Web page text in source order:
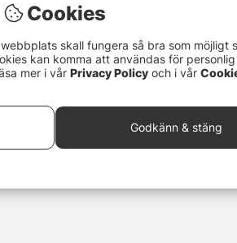
Cookies
skall fungera så bra som möjligt
kan komma att användas för
mer i vår Privacy Policy och i vår
Godkänn & stäng